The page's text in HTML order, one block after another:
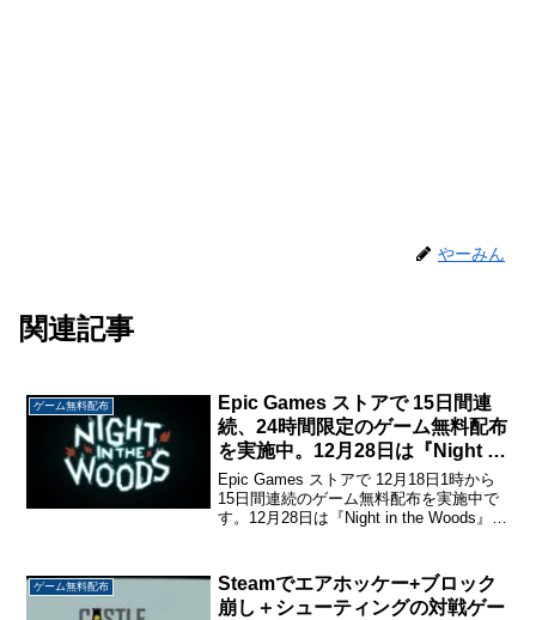
やーみん
関連記事
ゲーム無料配布
Epic Games ストアで 15日間連
続、24時間限定のゲーム無料配布
を実施中。12月28日は『Night in
the Woods』を配布。
Epic Games ストアで 12月18日1時から
15日間連続のゲーム無料配布を実施中で
す。12月28日は『Night in the Woods』を
ゲーム無料配布
Steamでエアホッケー+ブロック
崩し＋シューティングの対戦ゲー